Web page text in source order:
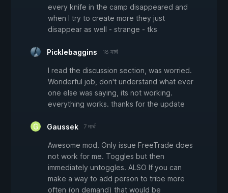
every knife in the camp disappeared and
when I try to create more they just
disappear as well - strange - tks
Picklebaggins 18 मार्च
I read the discussion section, was worried.
Wonderful job, don't understand what ever
one else was saying, its not working.
everything works. thanks for the update
Gaussek 7 मार्च
Awesome mod. Only issue FreeTrade does
not work for me. Toggles but then
immediately untoggles. ALSO If you can
make a way to add person to tribe more
often (on demand) that would be